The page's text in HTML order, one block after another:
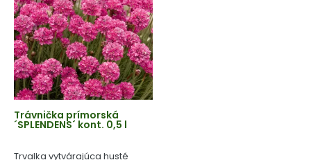
Trávnička prímorská
´SPLENDENS´ kont. 0,5 l
Trvalka vytvárajúca husté